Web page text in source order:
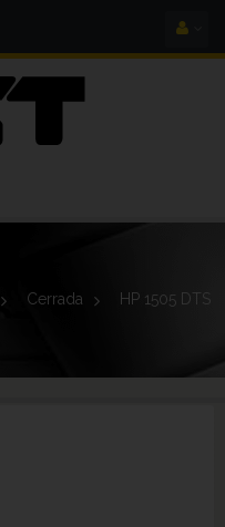
> Cerrada >
HP 1505 DTS